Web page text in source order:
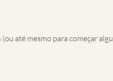
até mesmo para começar